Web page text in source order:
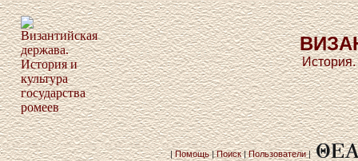
|Помощь|Поиск|Пользователи|